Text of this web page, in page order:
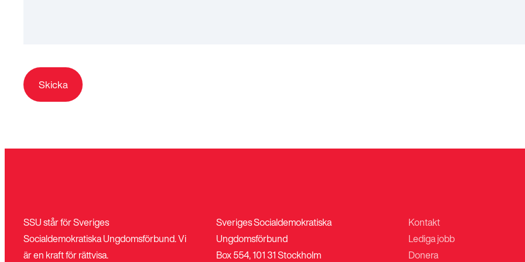
SSU står för Sveriges
Socialdemokratiska Ungdomsförbund. Vi
är en kraft för rättvisa.
Sveriges Socialdemokratiska
Ungdomsförbund
Box 554, 101 31 Stockholm
Kontakt
Lediga jobb
Donera